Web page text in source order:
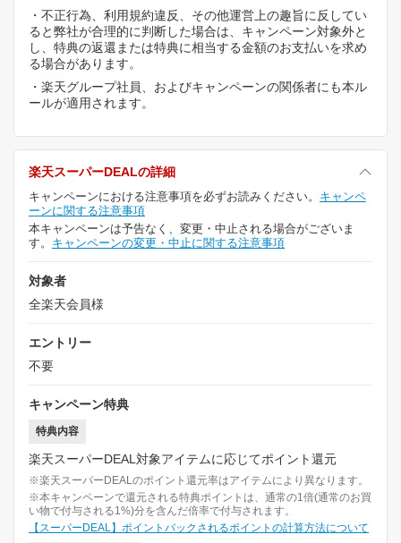
・不正行為、利用規約違反、その他運営上の趣旨に反してい
ると弊社が合理的に判断した場合は、キャンペーン対象外と
し、特典の返還または特典に相当する金額のお支払いを求め
る場合があります。
・楽天グループ社員、およびキャンペーンの関係者にも本ル
ールが適用されます。
楽天スーパーDEALの詳細
キャンペーンにおける注意事項を必ずお読みください。 キャンペ
ーンに関する注意事項
本キャンペーンは予告なく、変更・中止される場合がございま
す。 キャンペーンの変更・中止に関する注意事項
対象者
全楽天会員様
エントリー
不要
キャンペーン特典
特典内容
楽天スーパーDEAL対象アイテムに応じてポイント還元
※楽天スーパーDEALのポイント還元率はアイテムにより異なります。
※本キャンペーンで還元される特典ポイントは、通常の1倍(通常のお買
い物で付与される1%)分を含んだ倍率で付与されます。
【スーパーDEAL】ポイントバックされるポイントの計算方法について